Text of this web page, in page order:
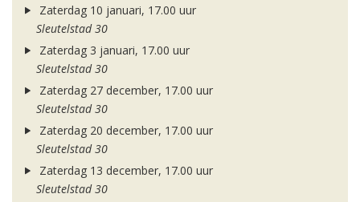
Zaterdag 10 januari, 17.00 uur
Sleutelstad 30
Zaterdag 3 januari, 17.00 uur
Sleutelstad 30
Zaterdag 27 december, 17.00 uur
Sleutelstad 30
Zaterdag 20 december, 17.00 uur
Sleutelstad 30
Zaterdag 13 december, 17.00 uur
Sleutelstad 30